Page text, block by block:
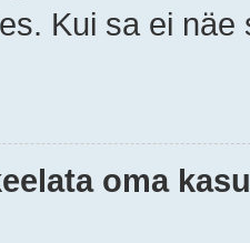
Kui sa ei
oma